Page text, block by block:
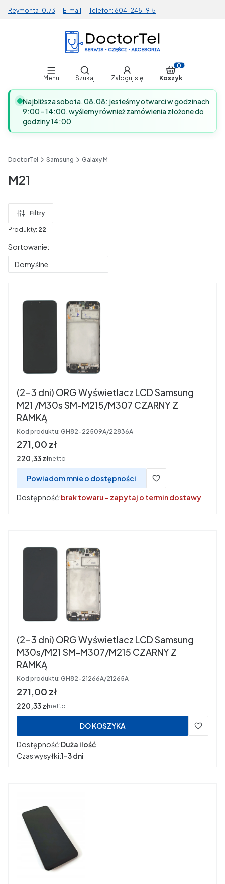
Reymonta 10J/3 E-mail Telefon: 604-245-915
Menu
Otwórz wyszukiwarkę
Szukaj Zaloguj się
Produkty w
Koszyk
Najbliższa sobota, 08.08: jesteśmy otwarci w godzinach
9:00 - 14:00, wyślemy również zamówienia złożone do
godziny 14:00
DoctorTel Samsung Galaxy M
M21
Filtry
Produkty: 22
Lista produktów
Sortowanie:
Domyślne
(2-3 dni) ORG Wyświetlacz LCD Samsung
M21 /M30s SM-M215/M307 CZARNY Z
RAMKĄ
Kod produktu: GH82-22509A/22836A
Cena
271,00 zł
Cena
220,33 złnetto
Powiadom mnie o dostępności
Dostępność:brak towaru - zapytaj o termin dostawy
(2-3 dni) ORG Wyświetlacz LCD Samsung
M30s/M21 SM-M307/M215 CZARNY Z
RAMKĄ
Kod produktu: GH82-21266A/21265A
Cena
271,00 zł
Cena
220,33 złnetto
DO KOSZYKA
Dostępność:Duża ilość
Czas wysyłki:1-3 dni